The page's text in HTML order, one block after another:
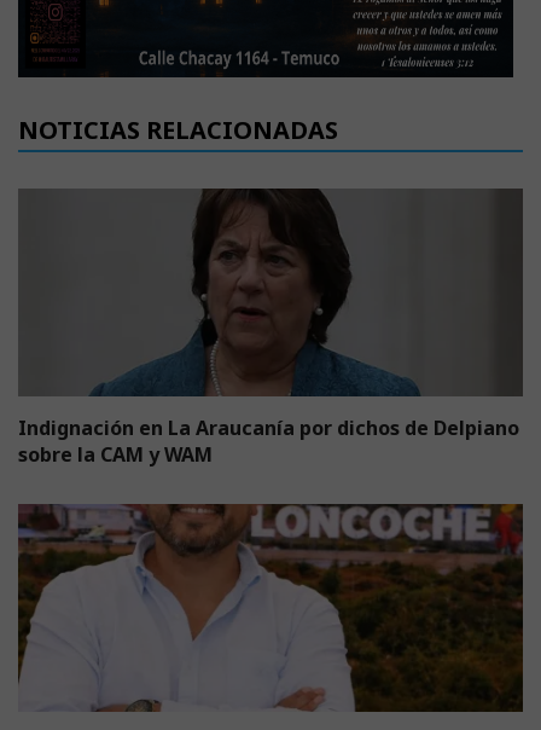
NOTICIAS RELACIONADAS
Indignación en La Araucanía por dichos de Delpiano
sobre la CAM y WAM